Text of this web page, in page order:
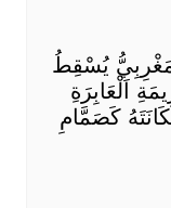
يُسْقِطُ
اَلْعَابِرَةِ
كَصَمَّامِ